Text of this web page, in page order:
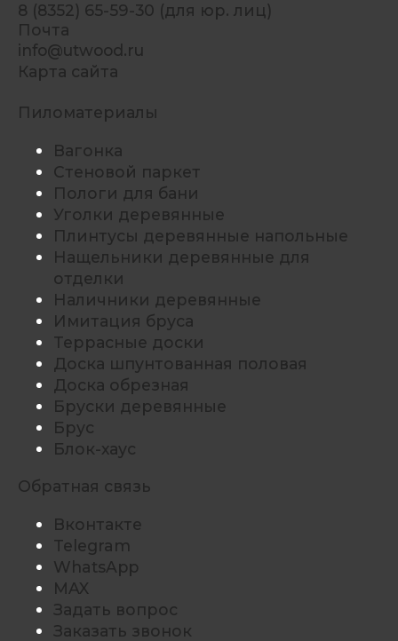
8 (8352) 65-59-30 (для юр. лиц)
Почта
info@utwood.ru
Карта сайта
Пиломатериалы
Вагонка
Стеновой паркет
Пологи для бани
Уголки деревянные
Плинтусы деревянные напольные
Нащельники деревянные для
отделки
Наличники деревянные
Имитация бруса
Террасные доски
Доска шпунтованная половая
Доска обрезная
Бруски деревянные
Брус
Блок-хаус
Обратная связь
Вконтакте
Telegram
WhatsApp
MAX
Задать вопрос
Заказать звонок